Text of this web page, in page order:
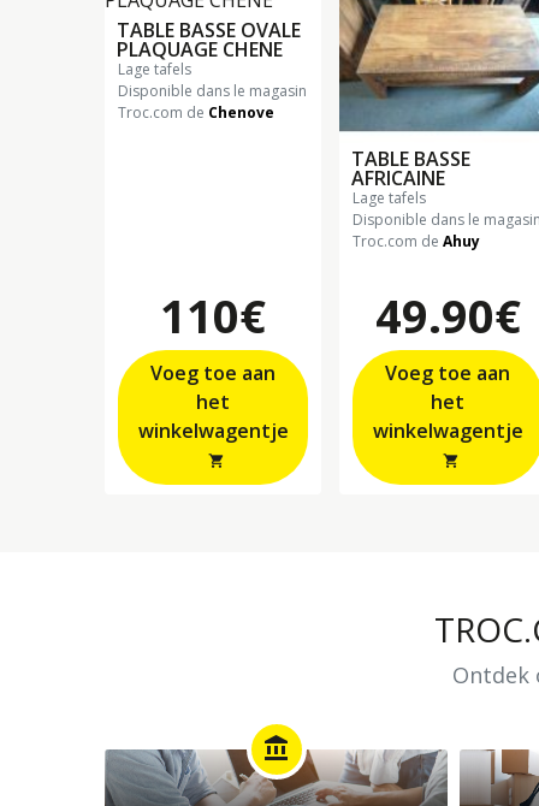
TABLE BASSE OVALE
PLAQUAGE CHENE
lage tafels
Disponible dans le magasin
Troc.com de Chenove
110€
Voeg toe aan
het
shopping_cart
TABLE BASSE
AFRICAINE
lage tafels
Disponible dans le
Troc.com de Ahuy
49.90€
Voeg toe aan
het
shopping_cart
Ontdek
account_balance